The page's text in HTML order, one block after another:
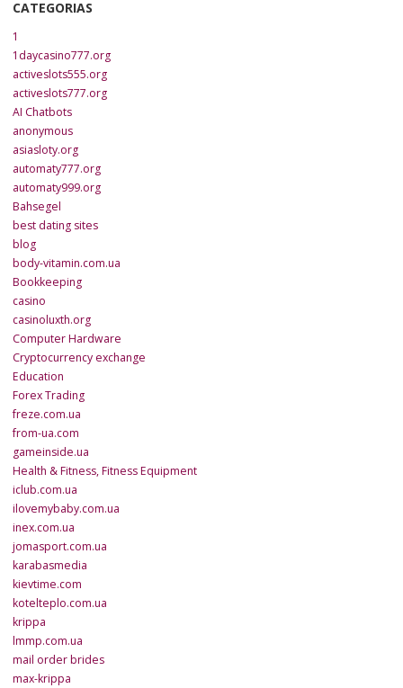
CATEGORIAS
1
1daycasino777.org
activeslots555.org
activeslots777.org
AI Chatbots
anonymous
asiasloty.org
automaty777.org
automaty999.org
Bahsegel
best dating sites
blog
body-vitamin.com.ua
Bookkeeping
casino
casinoluxth.org
Computer Hardware
Cryptocurrency exchange
Education
Forex Trading
freze.com.ua
from-ua.com
gameinside.ua
Health & Fitness, Fitness Equipment
iclub.com.ua
ilovemybaby.com.ua
inex.com.ua
jomasport.com.ua
karabasmedia
kievtime.com
kotelteplo.com.ua
krippa
lmmp.com.ua
mail order brides
max-krippa